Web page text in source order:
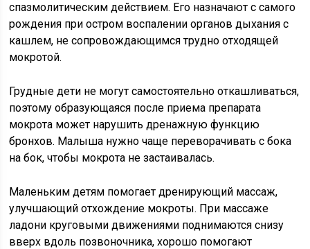
спазмолитическим действием. Его назначают с самого
рождения при остром воспалении органов дыхания с
кашлем, не сопровождающимся трудно отходящей
мокротой.
Грудные дети не могут самостоятельно откашливаться,
поэтому образующаяся после приема препарата
мокрота может нарушить дренажную функцию
бронхов. Малыша нужно чаще переворачивать с бока
на бок, чтобы мокрота не застаивалась.
Маленьким детям помогает дренирующий массаж,
улучшающий отхождение мокроты. При массаже
ладони круговыми движениями поднимаются снизу
вверх вдоль позвоночника, хорошо помогают